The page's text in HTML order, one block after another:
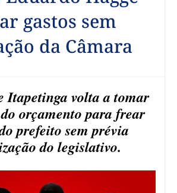
gastos sem
da Câmara
Itapetinga volta a tomar
orçamento para frear
prefeito sem prévia
do legislativo.